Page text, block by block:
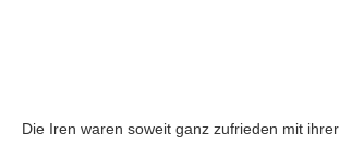
Die Iren waren soweit ganz zufrieden mit ihrer